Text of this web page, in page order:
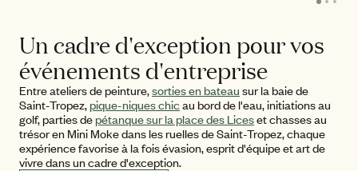
Un cadre d'exception pour vos
événements d'entreprise
Entre ateliers de peinture,sorties en bateau sur la baie de
Saint-Tropez, pique-niques chicau bord de l'eau, initiations au
golf, parties de pétanque sur la place des Liceset chasses au
trésor en Mini Moke dans les ruelles de Saint-Tropez, chaque
expérience favorise à la fois évasion, esprit d'équipe et art de
vivre dans un cadre d'exception.